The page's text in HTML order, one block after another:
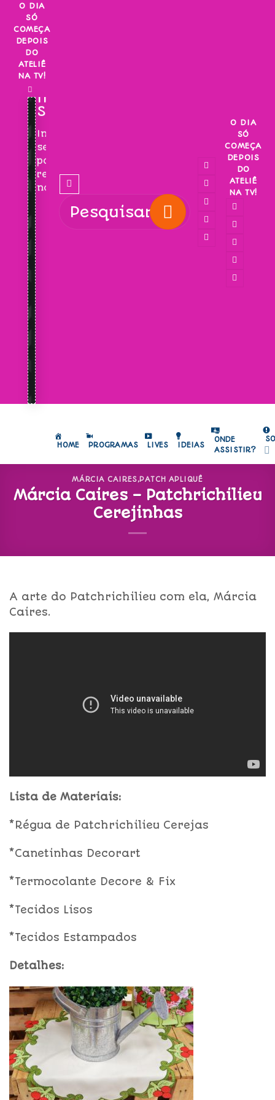
Skip
content
O DIA
SÓ
COMEÇA
DEPOIS
DO
ATELIÊ
NA TV!
INSCREVA-
SE!
Inscreva-
se
para
receber
novidades!
O DIA
SÓ
COMEÇA
DEPOIS
DO
ATELIÊ
NA TV!
HOME PROGRAMAS LIVES IDEIAS
ONDE
ASSISTIR?
MÁRCIA CAIRES,PATCH APLIQUÊ
Márcia Caires – Patchrichilieu
Cerejinhas
A arte do Patchrichilieu com ela, Márcia
Caires.
Lista de Materiais:
*Régua de Patchrichilieu Cerejas
*Canetinhas Decorart
*Termocolante Decore & Fix
*Tecidos Lisos
*Tecidos Estampados
Detalhes: